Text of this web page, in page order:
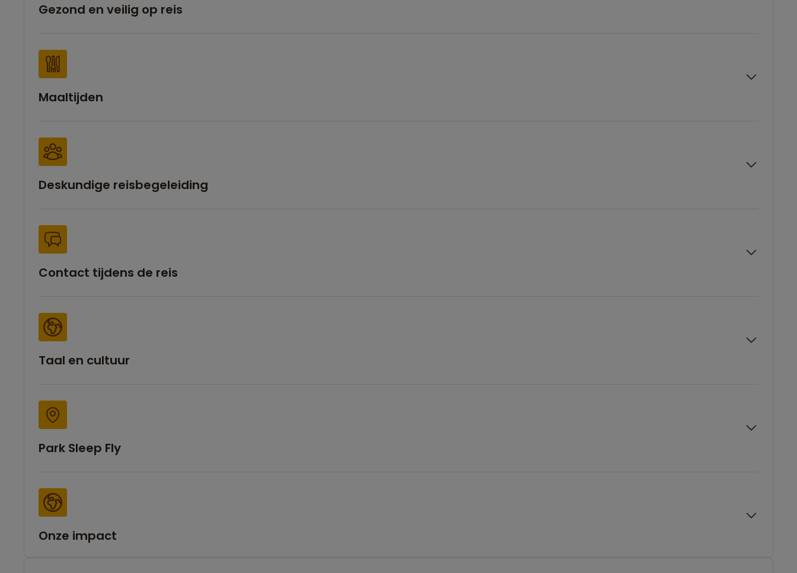
Gezond en veilig op reis
Maaltijden
Deskundige reisbegeleiding
Contact tijdens de reis
Taal en cultuur
Park Sleep Fly
Onze impact